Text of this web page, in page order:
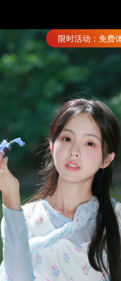
限时活动：免费